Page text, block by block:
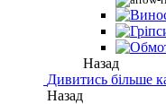
Назад
Дивитись більше
Назад